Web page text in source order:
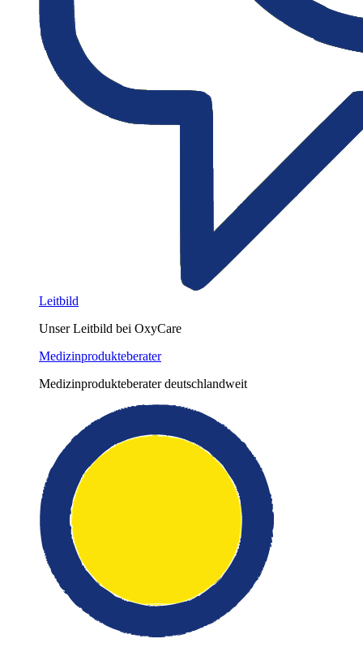
Leitbild
Unser Leitbild bei OxyCare
Medizinprodukteberater
Medizinprodukteberater deutschlandweit